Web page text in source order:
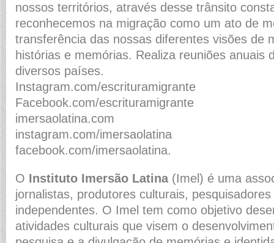
nossos territórios, através desse trânsito
reconhecemos na migração como um ato de
transferência das nossas diferentes visões de
histórias e memórias. Realiza reuniões anuais
diversos países.
Instagram.com/escrituramigrante
Facebook.com/escrituramigrante
imersaolatina.com
instagram.com/imersaolatina
facebook.com/imersaolatina.
O Instituto Imersão Latina(Imel) é uma
jornalistas, produtores culturais,
independentes. O Imel tem como objetivo
atividades culturais que visem o